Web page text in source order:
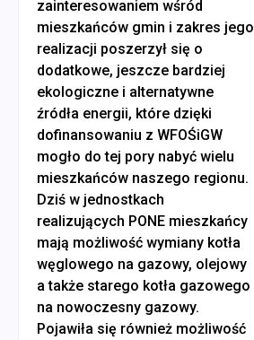
zainteresowaniem wśród
mieszkańców gmin i zakres jego
realizacji poszerzył się o
dodatkowe, jeszcze bardziej
ekologiczne i alternatywne
źródła energii, które dzięki
dofinansowaniu z WFOŚiGW
mogło do tej pory nabyć wielu
mieszkańców naszego regionu.
Dziś w jednostkach
realizujących PONE mieszkańcy
mają możliwość wymiany kotła
węglowego na gazowy, olejowy
a także starego kotła gazowego
na nowoczesny gazowy.
Pojawiła się również możliwość